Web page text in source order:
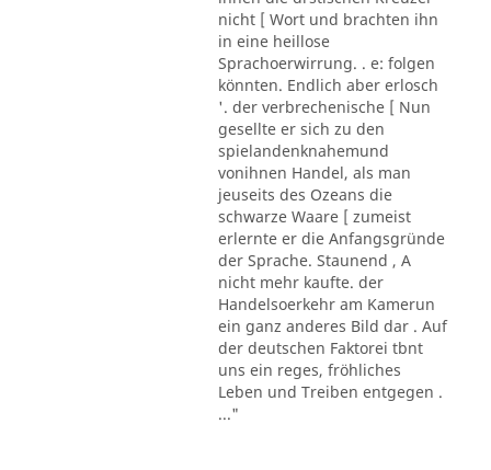
nicht [ Wort und brachten ihn
in eine heillose
Sprachoerwirrung. . e: folgen
könnten. Endlich aber erlosch
'. der verbrechenische [ Nun
gesellte er sich zu den
spielandenknahemund
vonihnen Handel, als man
jeuseits des Ozeans die
schwarze Waare [ zumeist
erlernte er die Anfangsgründe
der Sprache. Staunend , A
nicht mehr kaufte. der
Handelsoerkehr am Kamerun
ein ganz anderes Bild dar . Auf
der deutschen Faktorei tbnt
uns ein reges, fröhliches
Leben und Treiben entgegen .
..."